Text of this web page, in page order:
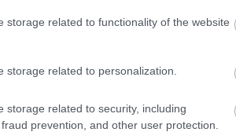
storage related to functionality of the website
storage related to personalization.
storage related to security, including
prevention, and other user protection.
12:16